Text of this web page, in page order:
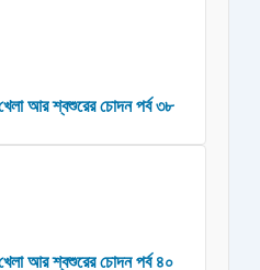
আর শ্বশুরের চোদন পর্ব ৩৮
আর শ্বশুরের চোদন পর্ব ৪০